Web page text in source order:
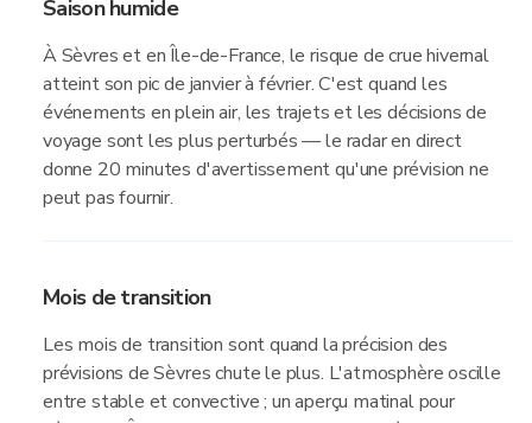
Saison humide
À Sèvres et en Île-de-France, le risque de crue hivernal
atteint son pic de janvier à février. C'est quand les
événements en plein air, les trajets et les décisions de
voyage sont les plus perturbés — le radar en direct
donne 20 minutes d'avertissement qu'une prévision ne
peut pas fournir.
Mois de transition
Les mois de transition sont quand la précision des
prévisions de Sèvres chute le plus. L'atmosphère oscille
entre stable et convective ; un aperçu matinal pour